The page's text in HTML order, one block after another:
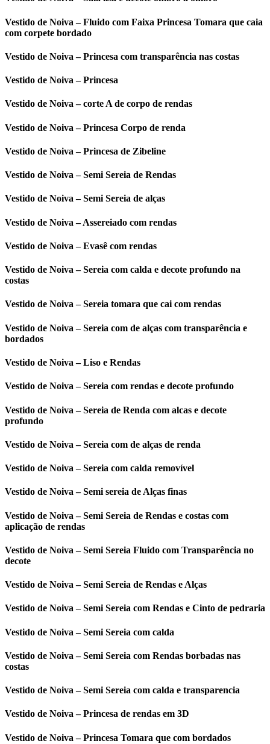
Vestido de Noiva – Fluido com Faixa Princesa Tomara que caia
com corpete bordado
Vestido de Noiva – Princesa com transparência nas costas
Vestido de Noiva – Princesa
Vestido de Noiva – corte A de corpo de rendas
Vestido de Noiva – Princesa Corpo de renda
Vestido de Noiva – Princesa de Zibeline
Vestido de Noiva – Semi Sereia de Rendas
Vestido de Noiva – Semi Sereia de alças
Vestido de Noiva – Assereiado com rendas
Vestido de Noiva – Evasê com rendas
Vestido de Noiva – Sereia com calda e decote profundo na
costas
Vestido de Noiva – Sereia tomara que cai com rendas
Vestido de Noiva – Sereia com de alças com transparência e
bordados
Vestido de Noiva – Liso e Rendas
Vestido de Noiva – Sereia com rendas e decote profundo
Vestido de Noiva – Sereia de Renda com alcas e decote
profundo
Vestido de Noiva – Sereia com de alças de renda
Vestido de Noiva – Sereia com calda removível
Vestido de Noiva – Semi sereia de Alças finas
Vestido de Noiva – Semi Sereia de Rendas e costas com
aplicação de rendas
Vestido de Noiva – Semi Sereia Fluido com Transparência no
decote
Vestido de Noiva – Semi Sereia de Rendas e Alças
Vestido de Noiva – Semi Sereia com Rendas e Cinto de pedraria
Vestido de Noiva – Semi Sereia com calda
Vestido de Noiva – Semi Sereia com Rendas borbadas nas
costas
Vestido de Noiva – Semi Sereia com calda e transparencia
Vestido de Noiva – Princesa de rendas em 3D
Vestido de Noiva – Princesa Tomara que com bordados